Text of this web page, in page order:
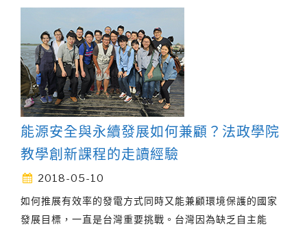
能源安全與永續發展如何兼顧？法政學院
教學創新課程的走讀經驗
2018-05-10
如何推展有效率的發電方式同時又能兼顧環境保護的國家
發展目標，一直是台灣重要挑戰。台灣因為缺乏自主能